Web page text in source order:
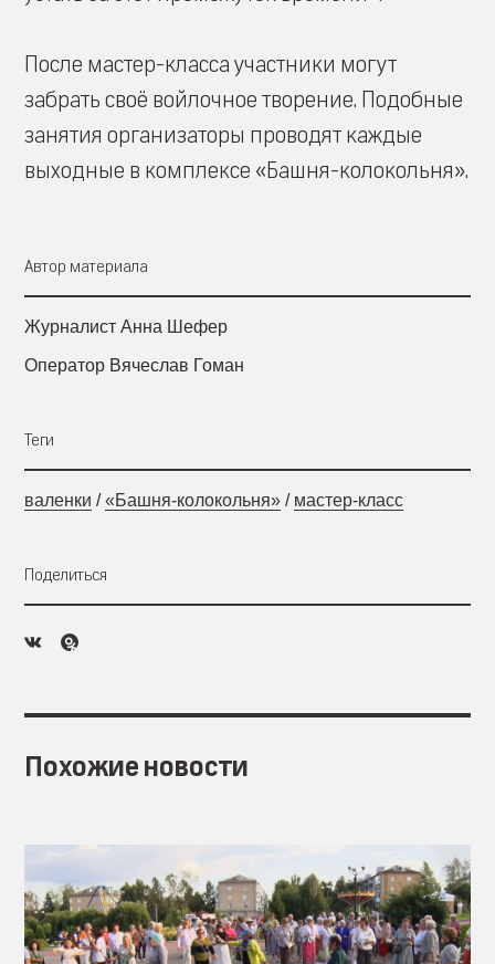
После мастер-класса участники могут
забрать своё войлочное творение. Подобные
занятия организаторы проводят каждые
выходные в комплексе «Башня-колокольня».
Автор материала
Журналист Анна Шефер
Оператор Вячеслав Гоман
Теги
валенки /«Башня-колокольня» / мастер-класс
Поделиться
Похожие новости